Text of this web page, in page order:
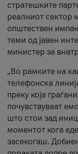
стратешките
реалниот сектор
општествен
теми од јавен
министер за
„Во рамките на
телефонска
преку која
почувствуваат
што стои зад
моментот кога
засекогаш.